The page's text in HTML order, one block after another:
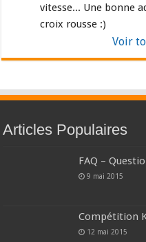
vitesse... Une bonne
croix rousse :)
Voir
Articles Populaires
FAQ –
9 mai 2015
Compétition
12 mai 2015